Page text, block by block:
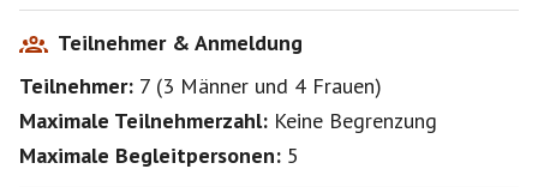
Teilnehmer & Anmeldung
Teilnehmer: 7 (3 Männer und 4 Frauen)
Maximale Teilnehmerzahl: Keine Begrenzung
Maximale Begleitpersonen: 5